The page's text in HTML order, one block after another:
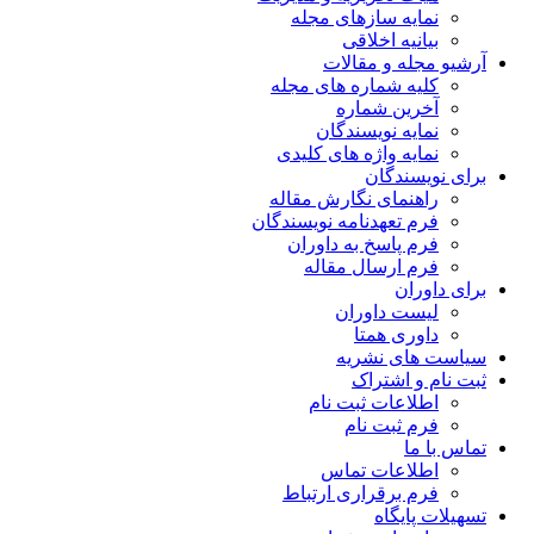
نمایه سازهای مجله
بیانیه اخلاقی
آرشیو مجله و مقالات
کلیه شماره های مجله
آخرین شماره
نمایه نویسندگان
نمایه واژه های کلیدی
برای نویسندگان
راهنمای نگارش مقاله
فرم تعهدنامه نویسندگان
فرم پاسخ به داوران
فرم ارسال مقاله
برای داوران
لیست داوران
داوری همتا
سیاست های نشریه
ثبت نام و اشتراک
اطلاعات ثبت نام
فرم ثبت نام
تماس با ما
اطلاعات تماس
فرم برقراری ارتباط
تسهیلات پایگاه